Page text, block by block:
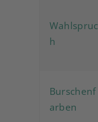
Wahlspruc
h
Burschenf
arben